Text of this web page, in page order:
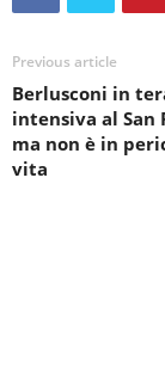
Previous article
Berlusconi in
intensiva al San
ma non è in
vita